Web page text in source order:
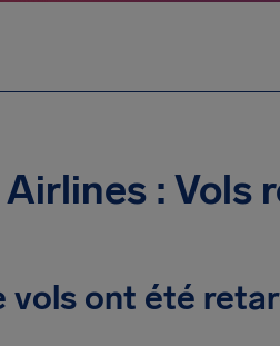
: Vols
vols ont été